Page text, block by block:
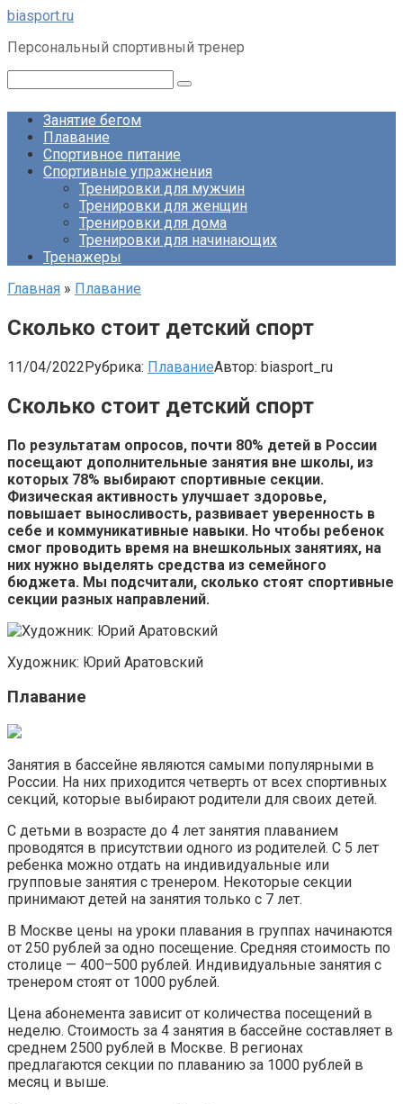
Перейти
контенту
biasport.ru
Персональный спортивный тренер
Занятие бегом
Плавание
Спортивное питание
Спортивные упражнения
Тренировки для мужчин
Тренировки для женщин
Тренировки для дома
Тренировки для начинающих
Тренажеры
Главная » Плавание
Сколько стоит детский спорт
11/04/2022Рубрика: ПлаваниеАвтор: biasport_ru
Сколько стоит детский спорт
По результатам опросов, почти 80% детей в России
посещают дополнительные занятия вне школы, из
которых 78% выбирают спортивные секции.
Физическая активность улучшает здоровье,
повышает выносливость, развивает уверенность в
себе и коммуникативные навыки. Но чтобы ребенок
смог проводить время на внешкольных занятиях, на
них нужно выделять средства из семейного
бюджета. Мы подсчитали, сколько стоят спортивные
секции разных направлений.
Художник: Юрий Аратовский
Плавание
Занятия в бассейне являются самыми популярными в
России. На них приходится четверть от всех спортивных
секций, которые выбирают родители для своих детей.
С детьми в возрасте до 4 лет занятия плаванием
проводятся в присутствии одного из родителей. С 5 лет
ребенка можно отдать на индивидуальные или
групповые занятия с тренером. Некоторые секции
принимают детей на занятия только с 7 лет.
В Москве цены на уроки плавания в группах начинаются
от 250 рублей за одно посещение. Средняя стоимость по
столице — 400–500 рублей. Индивидуальные занятия с
тренером стоят от 1000 рублей.
Цена абонемента зависит от количества посещений в
неделю. Стоимость за 4 занятия в бассейне составляет в
среднем 2500 рублей в Москве. В регионах
предлагаются секции по плаванию за 1000 рублей в
месяц и выше.